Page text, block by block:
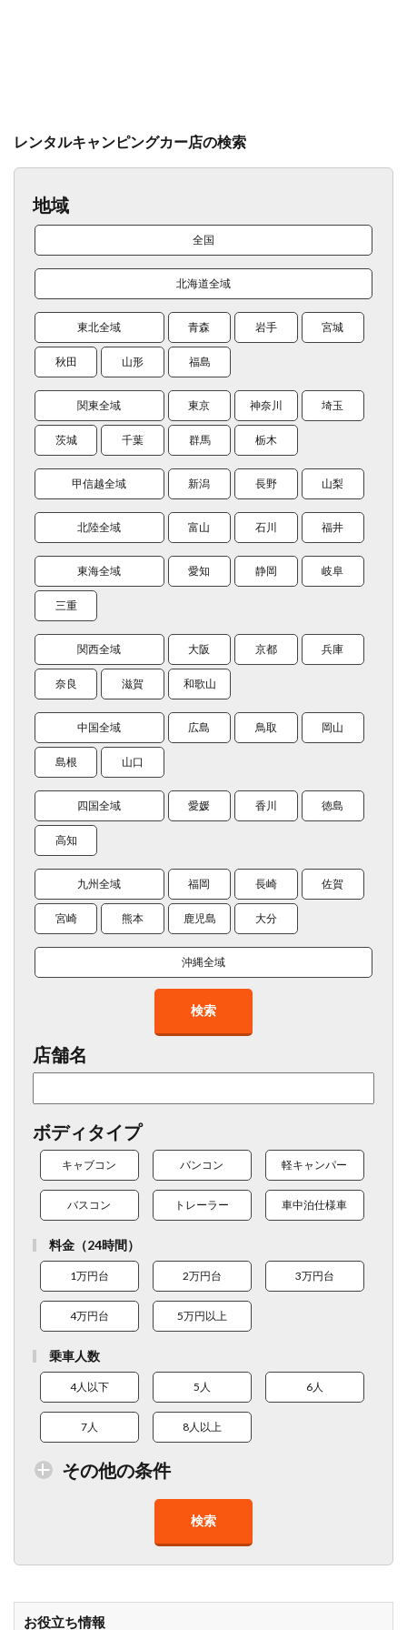
レンタルキャンピングカー店の検索
地域
全国
北海道全域
東北全域 青森 岩手 宮城
秋田 山形 福島
関東全域 東京 神奈川 埼玉
茨城 千葉 群馬 栃木
甲信越全域 新潟 長野 山梨
北陸全域 富山 石川 福井
東海全域 愛知 静岡 岐阜
三重
関西全域 大阪 京都 兵庫
奈良 滋賀 和歌山
中国全域 広島 鳥取 岡山
島根 山口
四国全域 愛媛 香川 徳島
高知
九州全域 福岡 長崎 佐賀
宮崎 熊本 鹿児島 大分
沖縄全域
検索
店舗名
ボディタイプ
キャブコン バンコン 軽キャンパー
バスコン トレーラー 車中泊仕様車
料金（24時間）
1万円台 2万円台 3万円台
4万円台 5万円以上
乗車人数
4人以下 5人 6人
7人 8人以上
その他の条件
車椅子対応
検索
お役立ち情報